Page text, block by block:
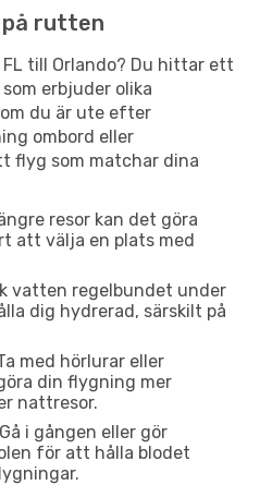
på rutten
till Orlando? Du hittar ett
erbjuder olika
du är ute efter
ombord eller
flyg som matchar dina
resor kan det göra
att välja en plats med
vatten regelbundet under
dig hydrerad, särskilt på
med hörlurar eller
din flygning mer
nattresor.
Gå i gången eller gör
för att hålla blodet